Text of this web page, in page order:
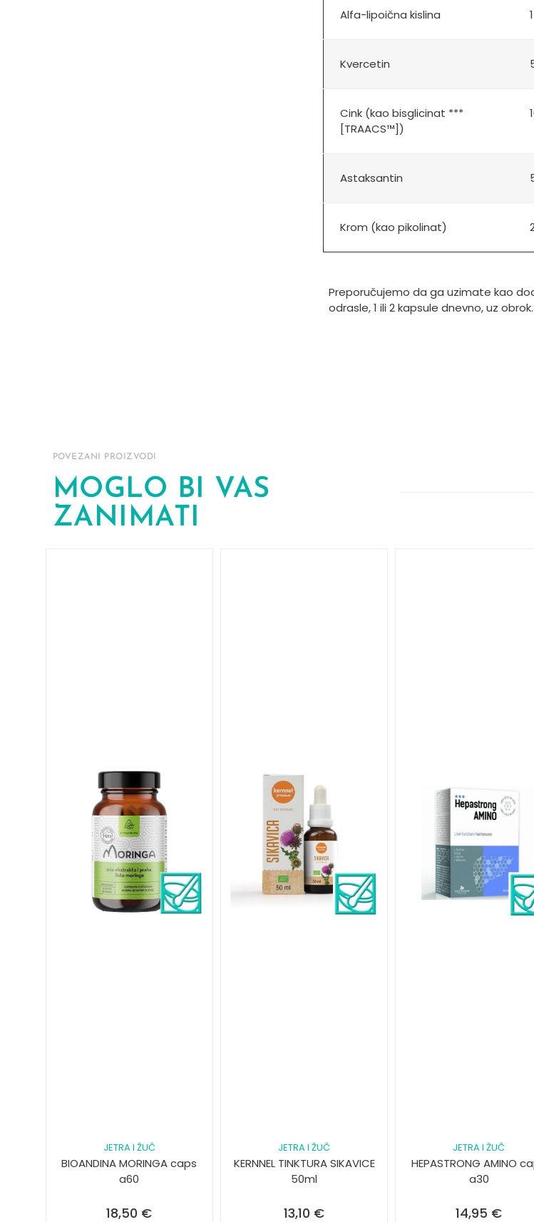
Alfa-lipoična kislina
Kvercetin
Cink (kao bisglicinat ***
[TRAACS™])
Astaksantin
Krom (kao pikolinat)
Preporučujemo da ga uzimate kao
odrasle, 1 ili 2 kapsule dnevno, uz obrok.
POVEZANI PROIZVODI
MOGLO BI VAS
ZANIMATI
JETRA I ŽUČ
BIOANDINA MORINGA caps
a60
18,50 €
JETRA I ŽUČ
KERNNEL TINKTURA SIKAVICE
50ml
13,10 €
JETRA I ŽUČ
HEPASTRONG AMINO
a30
14,95 €